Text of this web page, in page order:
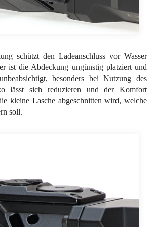
schützt den Ladeanschluss vor Wasser
ist die Abdeckung ungünstig platziert und
besonders bei Nutzung des
lässt sich reduzieren und der Komfort
kleine Lasche abgeschnitten wird, welche
soll.